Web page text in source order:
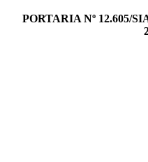
PORTARIA Nº 12.605/